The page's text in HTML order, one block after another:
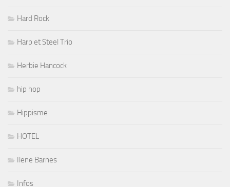
Hard Rock
Harp et Steel Trio
Herbie Hancock
hip hop
Hippisme
HOTEL
Ilene Barnes
Infos